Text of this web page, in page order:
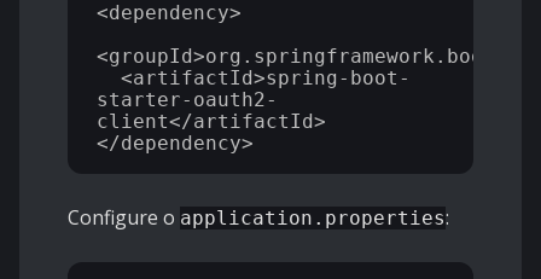
<dependency>
<groupId>org.springframework.boot</
<artifactId>spring-boot-
starter-oauth2-
client</artifactId>
Configure o application.properties: